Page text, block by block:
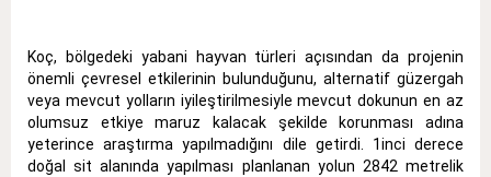
Koç, bölgedeki yabani hayvan türleri açısından da projenin
önemli çevresel etkilerinin bulunduğunu, alternatif güzergah
veya mevcut yolların iyileştirilmesiyle mevcut dokunun en az
olumsuz etkiye maruz kalacak şekilde korunması adına
yeterince araştırma yapılmadığını dile getirdi. 1inci derece
doğal sit alanında yapılması planlanan yolun 2842 metrelik